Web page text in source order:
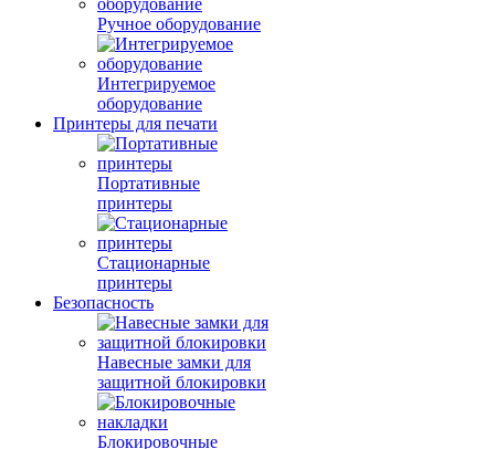
Ручное оборудование
Интегрируемое
оборудование
Принтеры для печати
Портативные
принтеры
Стационарные
принтеры
Безопасность
Навесные замки для
защитной блокировки
Блокировочные